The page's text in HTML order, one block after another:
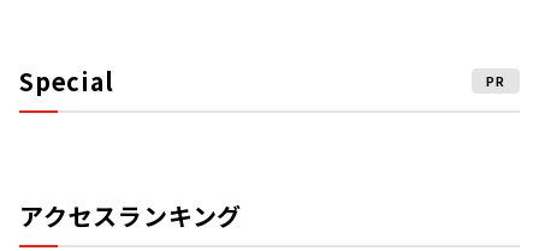
Special PR
アクセスランキング